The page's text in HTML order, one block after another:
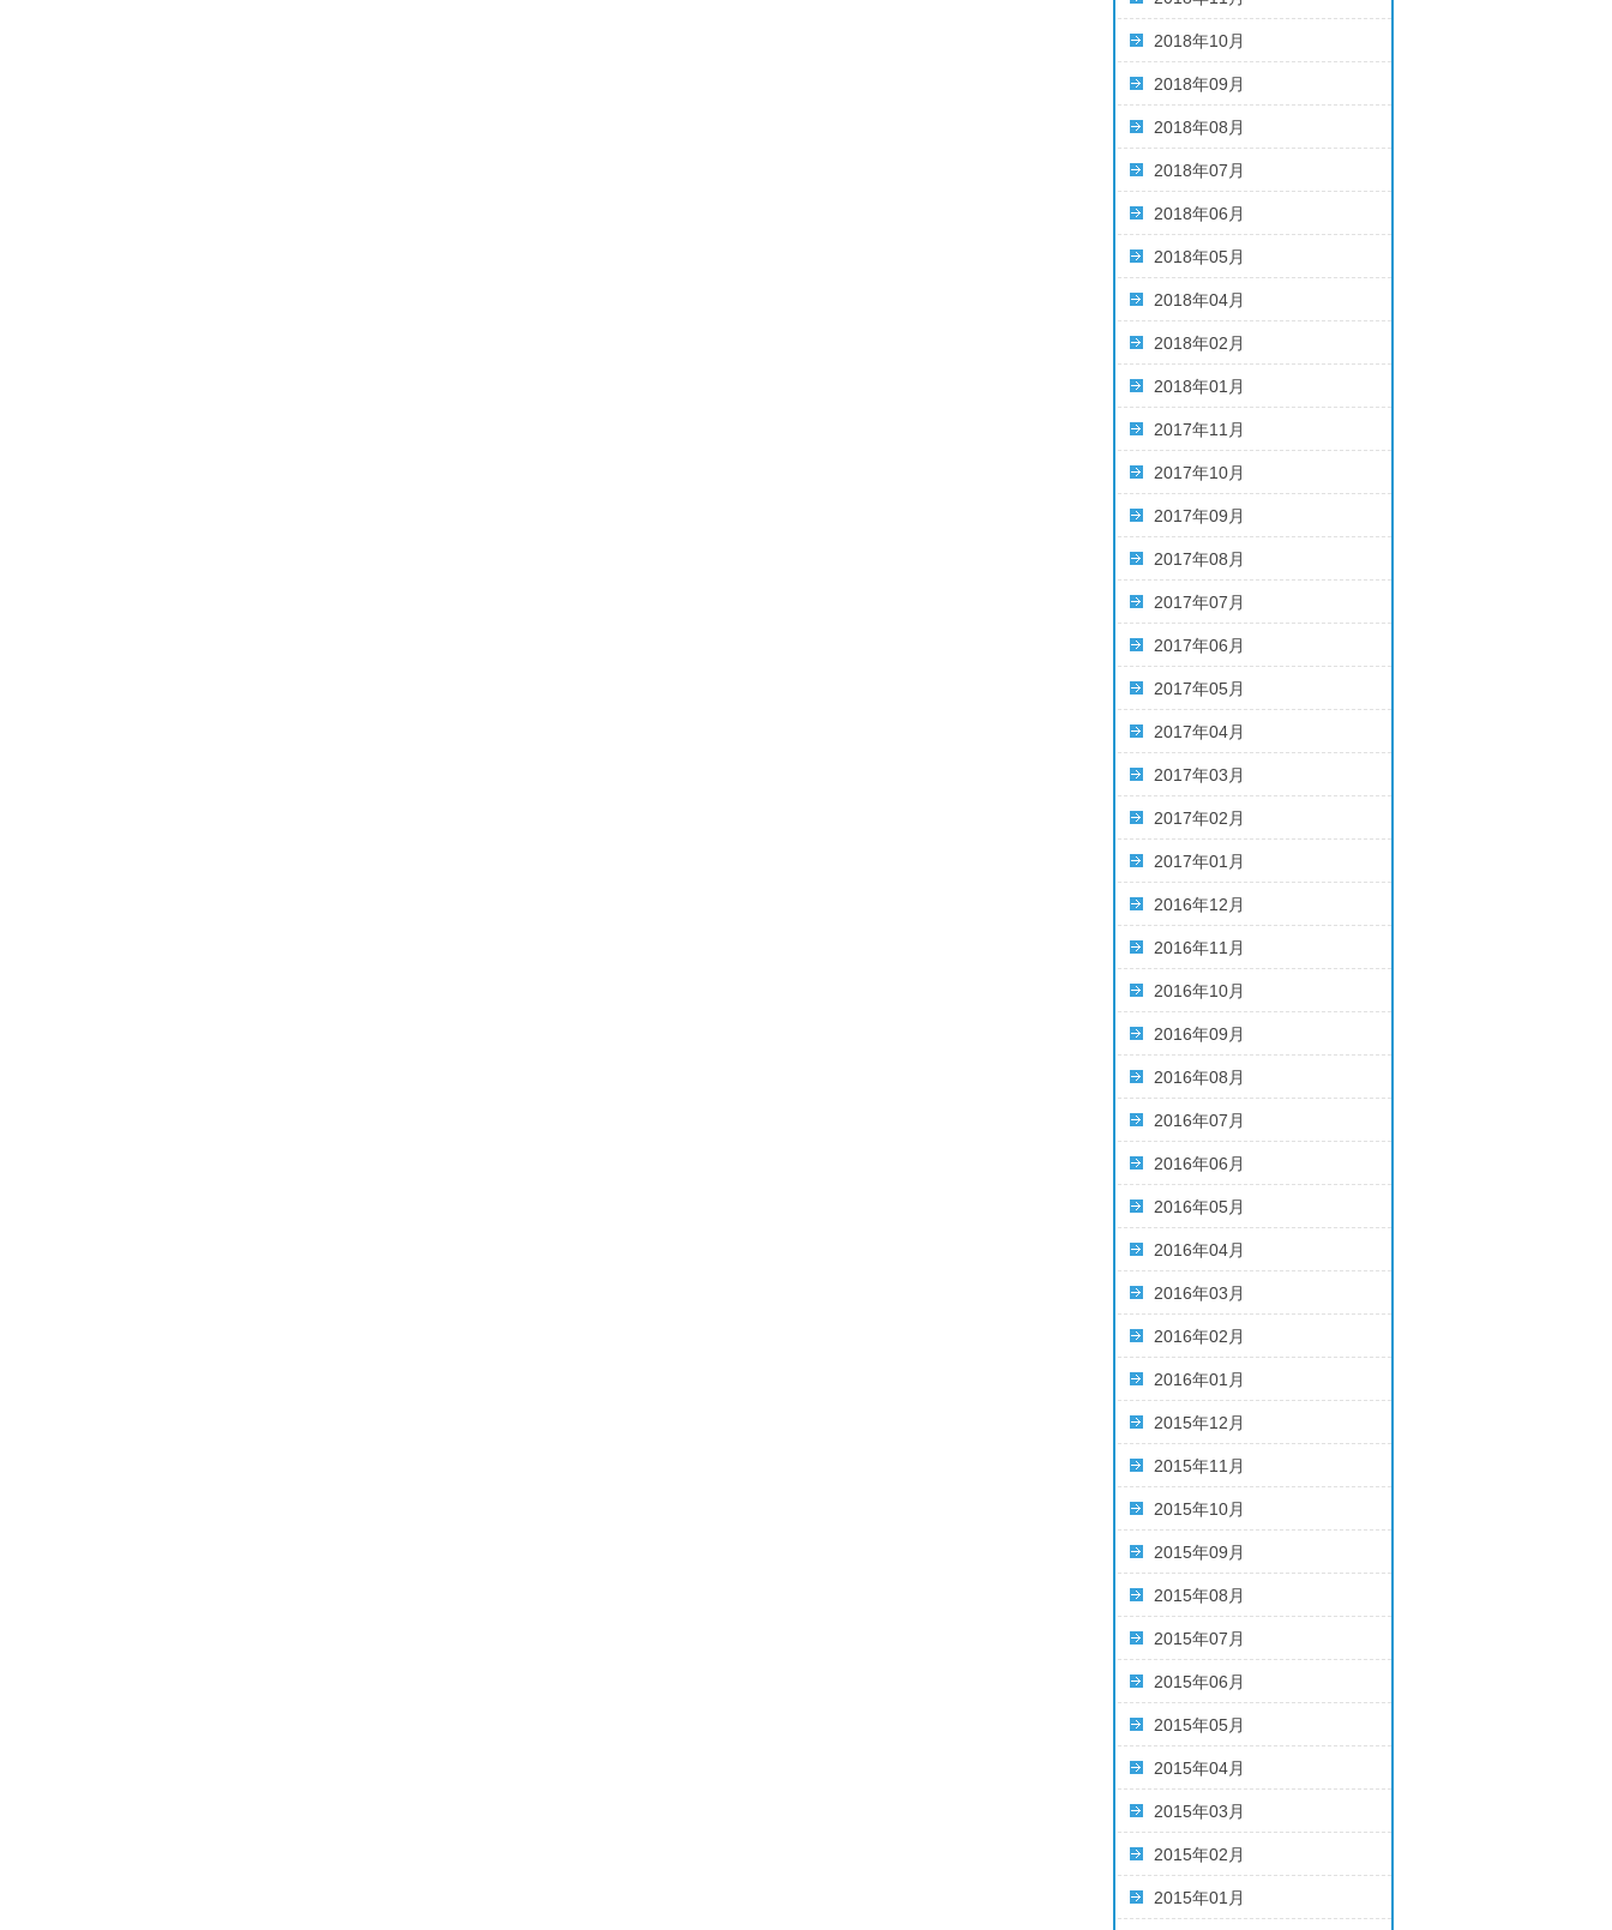
2018年10月
2018年09月
2018年08月
2018年07月
2018年06月
2018年05月
2018年04月
2018年02月
2018年01月
2017年11月
2017年10月
2017年09月
2017年08月
2017年07月
2017年06月
2017年05月
2017年04月
2017年03月
2017年02月
2017年01月
2016年12月
2016年11月
2016年10月
2016年09月
2016年08月
2016年07月
2016年06月
2016年05月
2016年04月
2016年03月
2016年02月
2016年01月
2015年12月
2015年11月
2015年10月
2015年09月
2015年08月
2015年07月
2015年06月
2015年05月
2015年04月
2015年03月
2015年02月
2015年01月